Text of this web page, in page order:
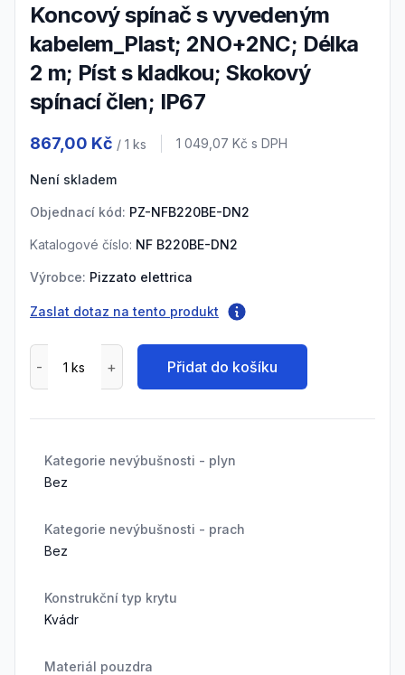
Koncový spínač s vyvedeným
kabelem_Plast; 2NO+2NC; Délka
2 m; Píst s kladkou; Skokový
spínací člen; IP67
867,00 Kč / 1 ks Cena s DPH
1 049,07 Kč s DPH
Není skladem
Objednací kód: PZ-NFB220BE-DN2
Katalogové číslo: NF B220BE-DN2
Výrobce: Pizzato elettrica
Zaslat dotaz na tento produkt
Přidat do košíku
Kategorie nevýbušnosti - plyn
Bez
Kategorie nevýbušnosti - prach
Bez
Konstrukční typ krytu
Kvádr
Materiál pouzdra